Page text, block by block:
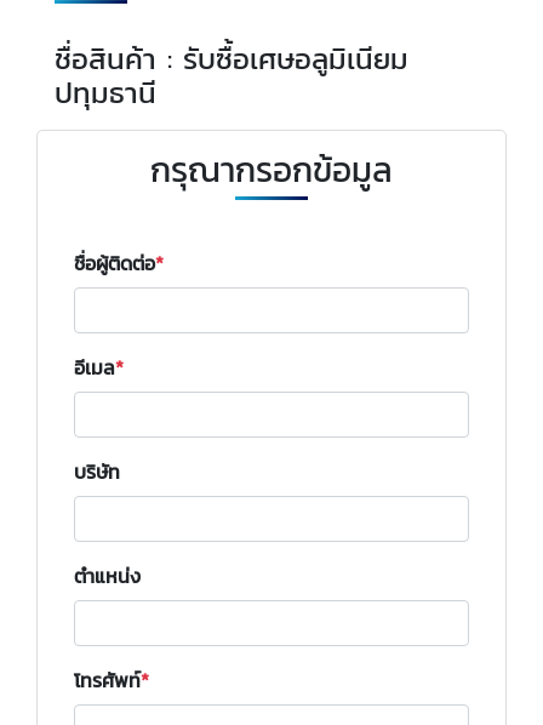
ชื่อสินค้า : รับซื้อเศษอลูมิเนียม
ปทุมธานี
กรุณากรอกข้อมูล
ชื่อผู้ติดต่อ
อีเมล
บริษัท
ตำแหน่ง
โทรศัพท์